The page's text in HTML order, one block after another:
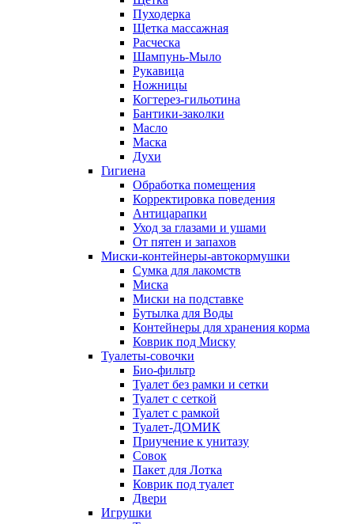
Пуходерка
Щетка массажная
Расческа
Шампунь-Мыло
Рукавица
Ножницы
Когтерез-гильотина
Бантики-заколки
Масло
Маска
Духи
Гигиена
Обработка помещения
Корректировка поведения
Антицарапки
Уход за глазами и ушами
От пятен и запахов
Миски-контейнеры-автокормушки
Сумка для лакомств
Миска
Миски на подставке
Бутылка для Воды
Контейнеры для хранения корма
Коврик под Миску
Туалеты-совочки
Био-фильтр
Туалет без рамки и сетки
Туалет с сеткой
Туалет с рамкой
Туалет-ДОМИК
Приучение к унитазу
Совок
Пакет для Лотка
Коврик под туалет
Двери
Игрушки